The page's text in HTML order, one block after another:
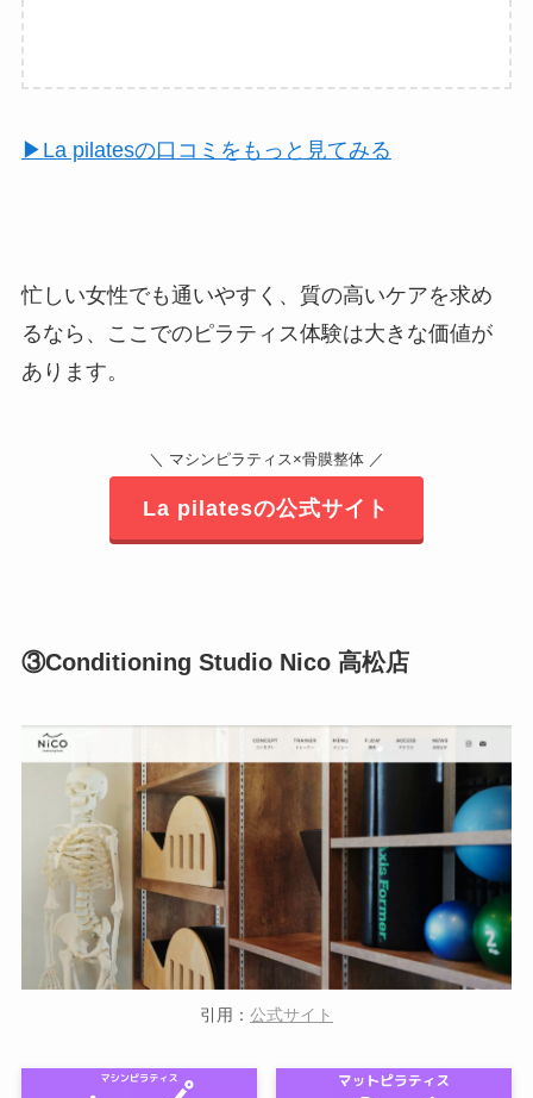
▶︎La pilatesの口コミをもっと見てみる
忙しい女性でも通いやすく、質の高いケアを求め
るなら、ここでのピラティス体験は大きな価値が
あります。
＼ マシンピラティス×骨膜整体 ／
La pilatesの公式サイト
③Conditioning Studio Nico 高松店
引用： 公式サイト